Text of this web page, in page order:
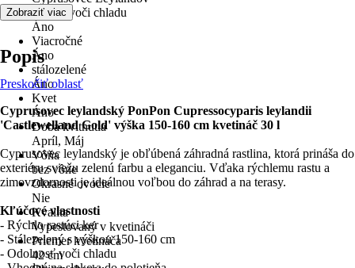
odolné voči chladu
Áno
Viacročné
Áno
stálozelené
Áno
Kvet
Áno
Doba kvitnutia
Apríl, Máj
Vôňa
bez vône
Okrasné ovocie
Nie
Kvalita
Vypestovaný v kvetináči
Priemer kvetináča
42 cm
Zobraziť viac
Popis
Preskočiť oblasť
Cyprusovec leylandský PonPon Cupressocyparis leylandii
'Castlewelland Gold' výška 150-160 cm kvetináč 30 l
Cyprusovec leylandský je obľúbená záhradná rastlina, ktorá prináša do
exteriéru sviežu zelenú farbu a eleganciu. Vďaka rýchlemu rastu a
zimovzdornosti je ideálnou voľbou do záhrad a na terasy.
Kľúčové vlastnosti
- Rýchlo rastúci ker
- Stálezelený s výškou 150-160 cm
- Odolnosť voči chladu